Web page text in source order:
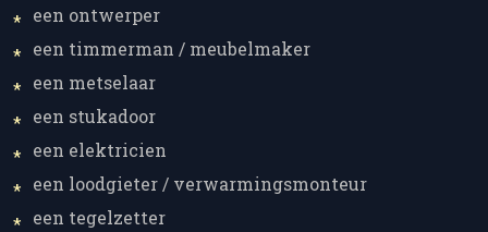
een ontwerper
een timmerman / meubelmaker
een metselaar
een stukadoor
een elektricien
een loodgieter / verwarmingsmonteur
een tegelzetter